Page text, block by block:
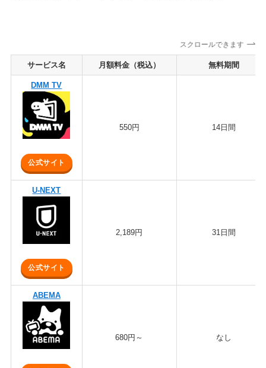
スクロールできます
サービス名 月額料金（税込） 無料期間
DMM TV
公式サイト
550円 14日間
U-NEXT
公式サイト
2,189円 31日間
ABEMA
680円～ なし